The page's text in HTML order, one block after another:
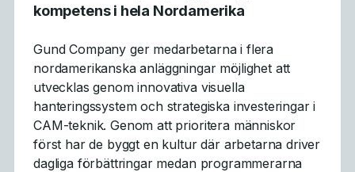
kompetens i hela Nordamerika
Gund Company ger medarbetarna i flera
nordamerikanska anläggningar möjlighet att
utvecklas genom innovativa visuella
hanteringssystem och strategiska investeringar i
CAM-teknik. Genom att prioritera människor
först har de byggt en kultur där arbetarna driver
dagliga förbättringar medan programmerarna